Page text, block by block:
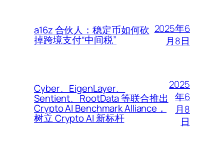
a16z 合伙人：稳定币如何砍
掉跨境支付“中间税”
2025年6
月8日
Cyber、EigenLayer、
Sentient、RootData 等联合推出
Crypto AI Benchmark Alliance，
树立 Crypto AI 新标杆
2025
年6
月8
日